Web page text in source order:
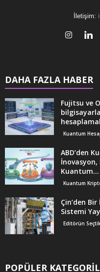
İletişim:
DAHA FAZLA HABER
Fujitsu ve
Kuantum
ABD’den
Kuantum...
Kuantum
Çin’den
Sistemi
Editörün
POPÜLER